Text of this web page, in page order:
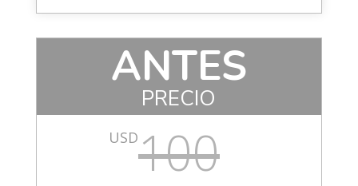
ANTES
PRECIO
USD100